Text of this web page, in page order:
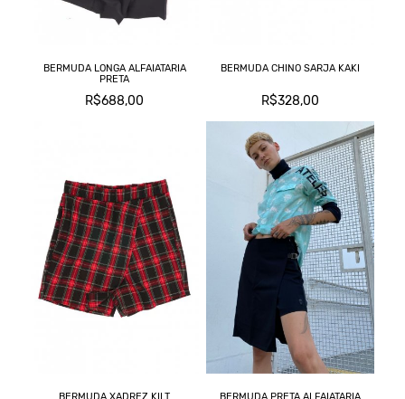
BERMUDA LONGA ALFAIATARIA
PRETA
R$688,00
BERMUDA CHINO SARJA KAKI
R$328,00